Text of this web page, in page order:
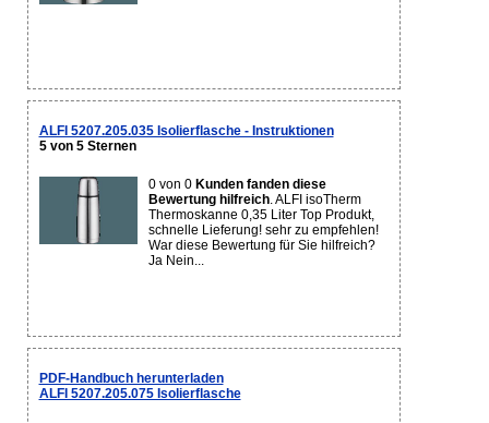
ALFI 5207.205.035 Isolierflasche - Instruktionen
5 von 5 Sternen
0 von 0 Kunden fanden diese
Bewertung hilfreich. ALFI isoTherm
Thermoskanne 0,35 Liter Top Produkt,
schnelle Lieferung! sehr zu empfehlen!
War diese Bewertung für Sie hilfreich?
Ja Nein...
PDF-Handbuch herunterladen
ALFI 5207.205.075 Isolierflasche